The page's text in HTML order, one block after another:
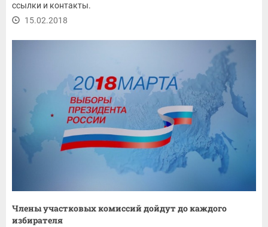
ссылки и контакты.
15.02.2018
Члены участковых комиссий дойдут до каждого
избирателя